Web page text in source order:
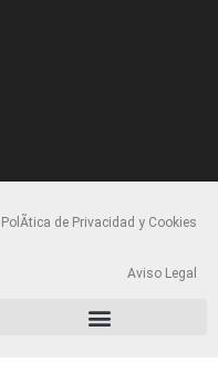
PolÃ­tica de Privacidad y Cookies
Aviso Legal